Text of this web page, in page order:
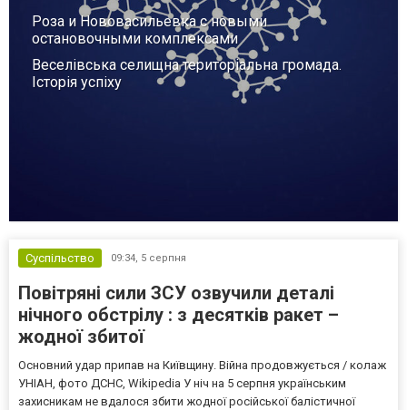
Роза и Нововасильевка с новыми
остановочными комплексами
Веселівська селищна територіальна громада.
Історія успіху
Суспільство 09:34, 5 серпня
Повітряні сили ЗСУ озвучили деталі
нічного обстрілу : з десятків ракет –
жодної збитої
Основний удар припав на Київщину. Війна продовжується / колаж
УНІАН, фото ДСНС, Wikipedia У ніч на 5 серпня українським
захисникам не вдалося збити жодної російської балістичної